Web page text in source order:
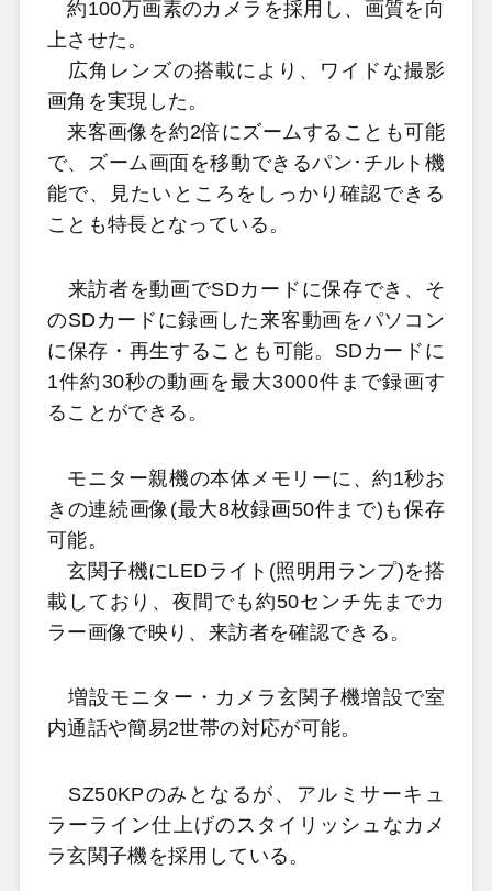
約100万画素のカメラを採用し、画質を向
上させた。
広角レンズの搭載により、ワイドな撮影
画角を実現した。
来客画像を約2倍にズームすることも可能
で、ズーム画面を移動できるパン･チルト機
能で、見たいところをしっかり確認できる
ことも特長となっている。
来訪者を動画でSDカードに保存でき、そ
のSDカードに録画した来客動画をパソコン
に保存・再生することも可能。SDカードに
1件約30秒の動画を最大3000件まで録画す
ることができる。
モニター親機の本体メモリーに、約1秒お
きの連続画像(最大8枚録画50件まで)も保存
可能。
玄関子機にLEDライト(照明用ランプ)を搭
載しており、夜間でも約50センチ先までカ
ラー画像で映り、来訪者を確認できる。
増設モニター・カメラ玄関子機増設で室
内通話や簡易2世帯の対応が可能。
SZ50KPのみとなるが、アルミサーキュ
ラーライン仕上げのスタイリッシュなカメ
ラ玄関子機を採用している。